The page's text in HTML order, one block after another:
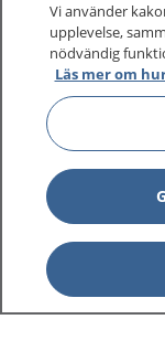
1177–
På 1177.se får
sjukdomar och
Logga in för att
vårdärenden.
1177 ger dig
Vi använder
upplevelse,
nödvändig
Läs mer om